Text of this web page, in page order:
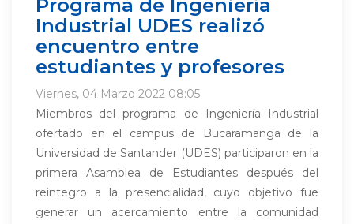
Programa de Ingeniería
Industrial UDES realizó
encuentro entre
estudiantes y profesores
Viernes, 04 Marzo 2022 08:05
Miembros del programa de Ingeniería Industrial
ofertado en el campus de Bucaramanga de la
Universidad de Santander (UDES) participaron en la
primera Asamblea de Estudiantes después del
reintegro a la presencialidad, cuyo objetivo fue
generar un acercamiento entre la comunidad